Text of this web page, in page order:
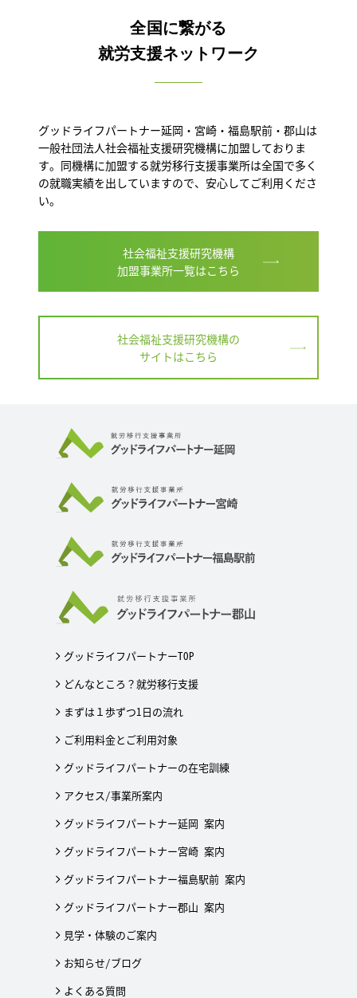
全国に繋がる
就労支援ネットワーク
グッドライフパートナー延岡・宮崎・福島駅前・郡山は
一般社団法人社会福祉支援研究機構に加盟しておりま
す。同機構に加盟する就労移行支援事業所は全国で多く
の就職実績を出していますので、安心してご利用くださ
い。
社会福祉支援研究機構
加盟事業所一覧はこちら
社会福祉支援研究機構の
サイトはこちら
グッドライフパートナーTOP
どんなところ？就労移行支援
まずは１歩ずつ1日の流れ
ご利用料金とご利用対象
グッドライフパートナーの在宅訓練
アクセス/事業所案内
グッドライフパートナー延岡 案内
グッドライフパートナー宮崎 案内
グッドライフパートナー福島駅前 案内
グッドライフパートナー郡山 案内
見学・体験のご案内
お知らせ/ブログ
よくある質問